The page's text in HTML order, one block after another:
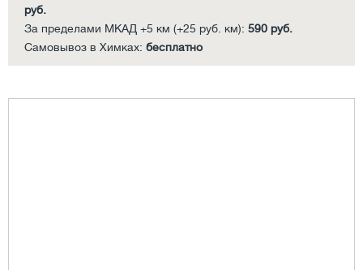
руб.
За пределами МКАД +5 км (+25 руб. км): 590 руб.
Самовывоз в Химках: бесплатно